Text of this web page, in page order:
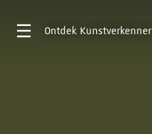
Ontdek Kunstverkenner